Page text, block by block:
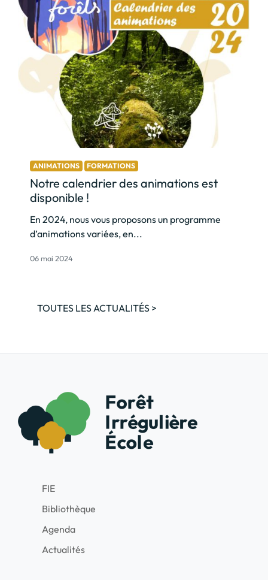
ANIMATIONS FORMATIONS
Notre calendrier des animations est
disponible !
En 2024, nous vous proposons un programme
d’animations variées, en...
06 mai 2024
TOUTES LES ACTUALITÉS >
FIE
Bibliothèque
Agenda
Actualités